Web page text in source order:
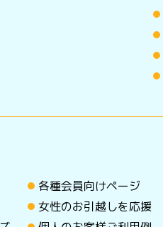
各種会員向けページ
女性のお引越しを応援